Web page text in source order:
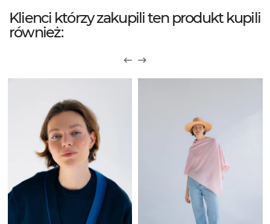
Klienci którzy zakupili ten produkt kupili
również: